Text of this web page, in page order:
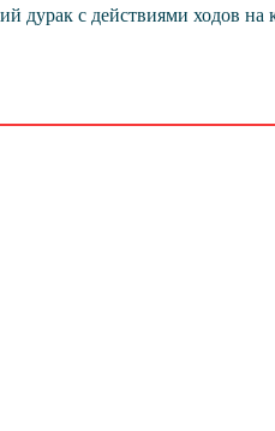
дурак с действиями ходов на